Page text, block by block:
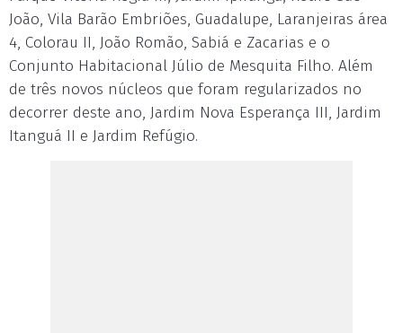
João, Vila Barão Embriões, Guadalupe, Laranjeiras área
4, Colorau II, João Romão, Sabiá e Zacarias e o
Conjunto Habitacional Júlio de Mesquita Filho. Além
de três novos núcleos que foram regularizados no
decorrer deste ano, Jardim Nova Esperança III, Jardim
Itanguá II e Jardim Refúgio.